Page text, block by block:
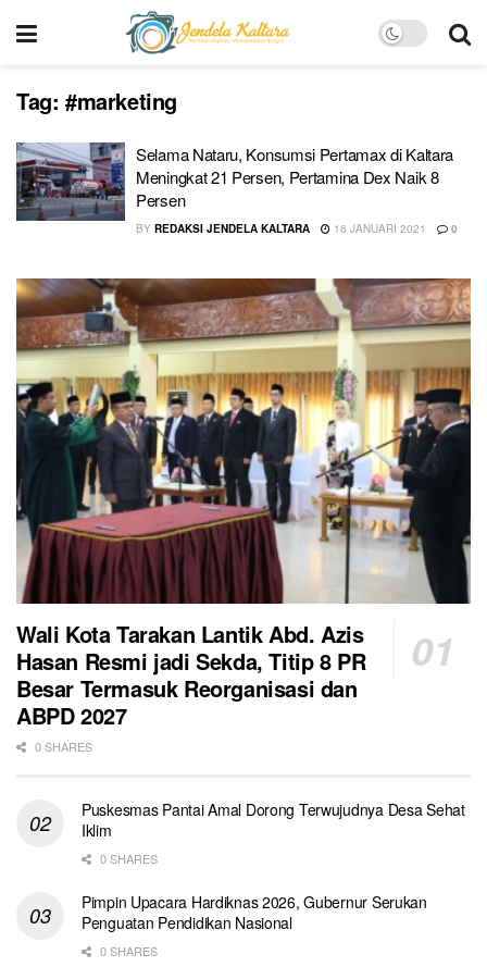
Tag: #marketing
Selama Nataru, Konsumsi Pertamax di Kaltara
Meningkat 21 Persen, Pertamina Dex Naik 8
Persen
BY REDAKSI JENDELA KALTARA 16 JANUARI 2021 0
Wali Kota Tarakan Lantik Abd. Azis
Hasan Resmi jadi Sekda, Titip 8 PR
Besar Termasuk Reorganisasi dan
ABPD 2027
0 SHARES
Puskesmas Pantai Amal Dorong Terwujudnya Desa Sehat
Iklim
0 SHARES
Pimpin Upacara Hardiknas 2026, Gubernur Serukan
Penguatan Pendidikan Nasional
0 SHARES